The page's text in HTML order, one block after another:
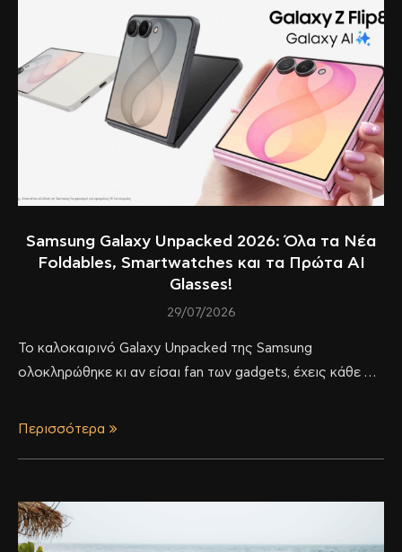
Samsung Galaxy Unpacked 2026: Όλα τα Νέα
Foldables, Smartwatches και τα Πρώτα AI
Glasses!
29/07/2026
Το καλοκαιρινό Galaxy Unpacked της Samsung
ολοκληρώθηκε κι αν είσαι fan των gadgets, έχεις κάθε …
Περισσότερα